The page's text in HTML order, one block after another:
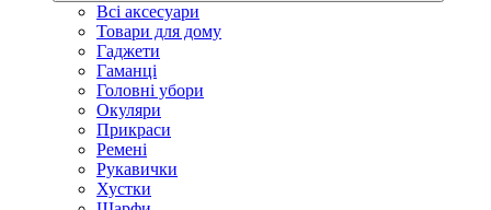
Всі аксесуари
Товари для дому
Гаджети
Гаманці
Головні убори
Окуляри
Прикраси
Ремені
Рукавички
Хустки